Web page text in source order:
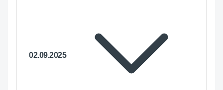
02.09.2025